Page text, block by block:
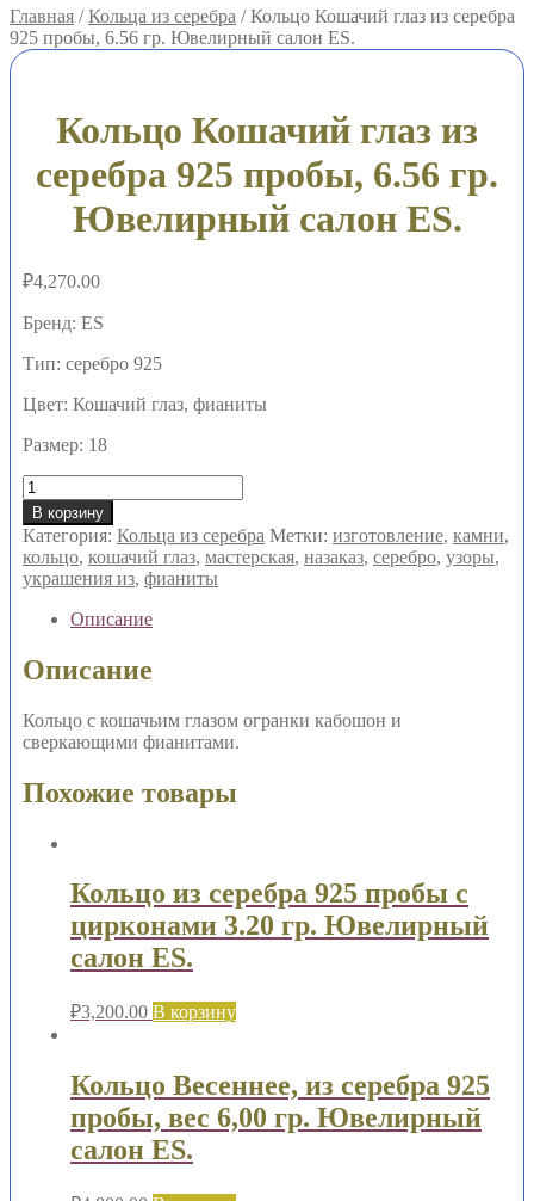
Главная /Кольца из серебра /Кольцо Кошачий глаз из серебра
925 пробы, 6.56 гр. Ювелирный салон ES.
Кольцо Кошачий глаз из
серебра 925 пробы, 6.56 гр.
Ювелирный салон ES.
₽4,270.00
Бренд: ES
Тип: серебро 925
Цвет: Кошачий глаз, фианиты
Размер: 18
Количество
товара
Кольцо
Кошачий
глаз
из
серебра
пробы,
6.56
Ювелирный
салон
В корзину
Категория: Кольца из серебра Метки: изготовление, камни,
кольцо, кошачий глаз, мастерская, назаказ, серебро, узоры,
украшения из, фианиты
Описание
Описание
Кольцо с кошачьим глазом огранки кабошон и
сверкающими фианитами.
Похожие товары
Кольцо из серебра 925 пробы с
цирконами 3.20 гр. Ювелирный
салон ES.
₽3,200.00 В корзину
Кольцо Весеннее, из серебра 925
пробы, вес 6,00 гр. Ювелирный
салон ES.